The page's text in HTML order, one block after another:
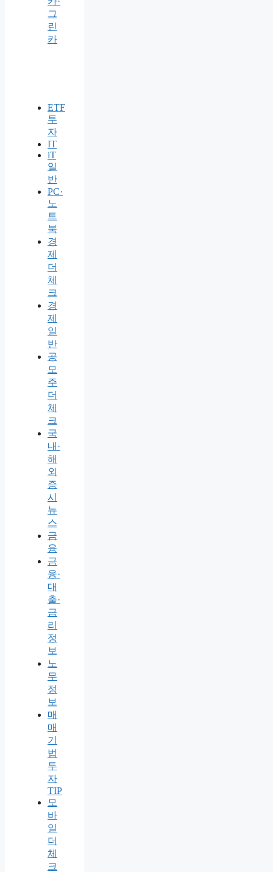
그
린
카
ETF
투
자
IT
iT
일
반
PC·
노
트
북
경
제
더
체
크
경
제
일
반
공
모
주
더
체
크
국
내·
해
외
증
시
뉴
스
금
융
금
융·
대
출·
금
리
정
보
노
무
정
보
매
매
기
법
투
자
TIP
모
바
일
더
체
크